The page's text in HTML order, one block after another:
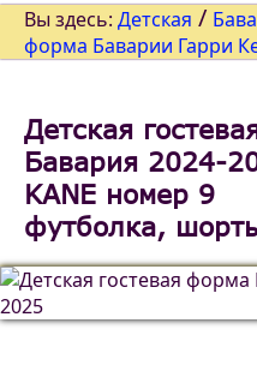
Вы здесь: Детская /
форма Баварии Гарри
Детская
Бавария 2024-
KANE номер 9
футболка,